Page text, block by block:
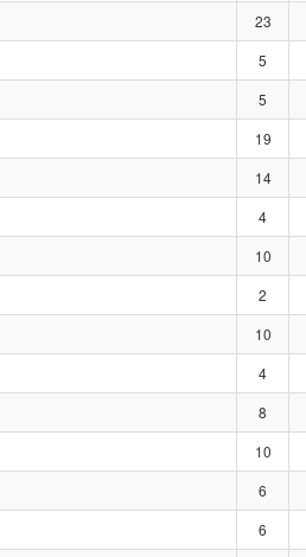
23
5
5
19
14
4
10
2
10
4
8
10
6
6